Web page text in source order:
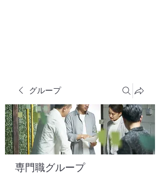
グループ
専門職グループ